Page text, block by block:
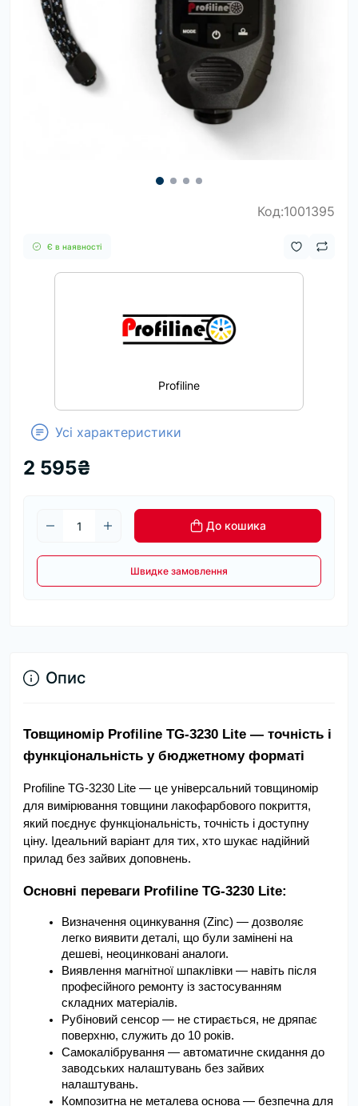
Код:1001395
Є в наявності
Profiline
Усі характеристики
2 595₴
До кошика
Швидке замовлення
Опис
Товщиномір Profiline TG-3230 Lite — точність і
функціональність у бюджетному форматі
Profiline TG-3230 Lite — це універсальний товщиномір
для вимірювання товщини лакофарбового покриття,
який поєднує функціональність, точність і доступну
ціну. Ідеальний варіант для тих, хто шукає надійний
прилад без зайвих доповнень.
Основні переваги Profiline TG-3230 Lite:
Визначення оцинкування (Zinc) — дозволяє
легко виявити деталі, що були замінені на
дешеві, неоцинковані аналоги.
Виявлення магнітної шпаклівки — навіть після
професійного ремонту із застосуванням
складних матеріалів.
Рубіновий сенсор — не стирається, не дряпає
поверхню, служить до 10 років.
Самокалібрування — автоматичне скидання до
заводських налаштувань без зайвих
налаштувань.
Композитна не металева основа — безпечна для